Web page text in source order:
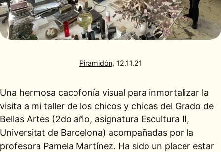
Piramidón, 12.11.21
Una hermosa cacofonía visual para inmortalizar la
visita a mi taller de los chicos y chicas del Grado de
Bellas Artes (2do año, asignatura Escultura II,
Universitat de Barcelona) acompañadas por la
profesora Pamela Martínez. Ha sido un placer estar